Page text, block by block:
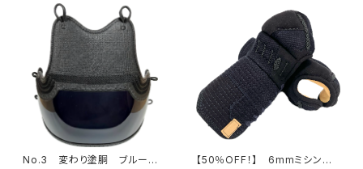
No.3 変わり塗胴 ブルースタ
【50％OFF！】 6mmミシン